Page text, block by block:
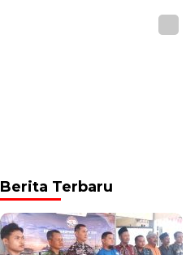
Berita Terbaru